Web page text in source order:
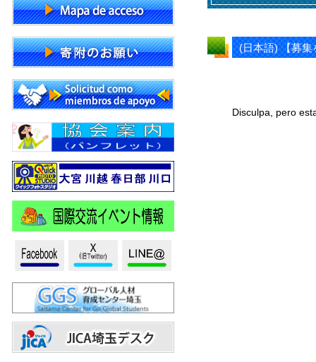
(日本語) 【募
Disculpa, pero